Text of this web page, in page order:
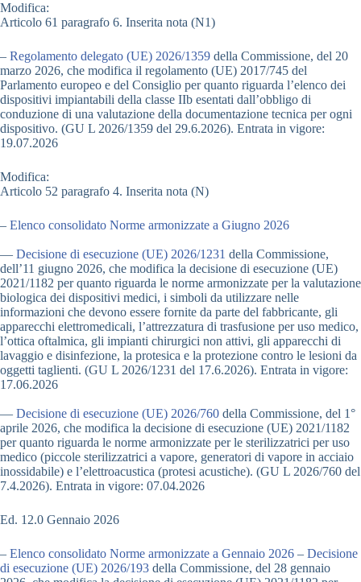
Modifica:
Articolo 61 paragrafo 6. Inserita nota (N1)
– Regolamento delegato (UE) 2026/1359 della Commissione, del 20
marzo 2026, che modifica il regolamento (UE) 2017/745 del
Parlamento europeo e del Consiglio per quanto riguarda l’elenco dei
dispositivi impiantabili della classe IIb esentati dall’obbligo di
conduzione di una valutazione della documentazione tecnica per ogni
dispositivo. (GU L 2026/1359 del 29.6.2026). Entrata in vigore:
19.07.2026
Modifica:
Articolo 52 paragrafo 4. Inserita nota (N)
– Elenco consolidato Norme armonizzate a Giugno 2026
— Decisione di esecuzione (UE) 2026/1231 della Commissione,
dell’11 giugno 2026, che modifica la decisione di esecuzione (UE)
2021/1182 per quanto riguarda le norme armonizzate per la valutazione
biologica dei dispositivi medici, i simboli da utilizzare nelle
informazioni che devono essere fornite da parte del fabbricante, gli
apparecchi elettromedicali, l’attrezzatura di trasfusione per uso medico,
l’ottica oftalmica, gli impianti chirurgici non attivi, gli apparecchi di
lavaggio e disinfezione, la protesica e la protezione contro le lesioni da
oggetti taglienti. (GU L 2026/1231 del 17.6.2026). Entrata in vigore:
17.06.2026
— Decisione di esecuzione (UE) 2026/760 della Commissione, del 1°
aprile 2026, che modifica la decisione di esecuzione (UE) 2021/1182
per quanto riguarda le norme armonizzate per le sterilizzatrici per uso
medico (piccole sterilizzatrici a vapore, generatori di vapore in acciaio
inossidabile) e l’elettroacustica (protesi acustiche). (GU L 2026/760 del
7.4.2026). Entrata in vigore: 07.04.2026
Ed. 12.0 Gennaio 2026
– Elenco consolidato Norme armonizzate a Gennaio 2026 – Decisione
di esecuzione (UE) 2026/193 della Commissione, del 28 gennaio